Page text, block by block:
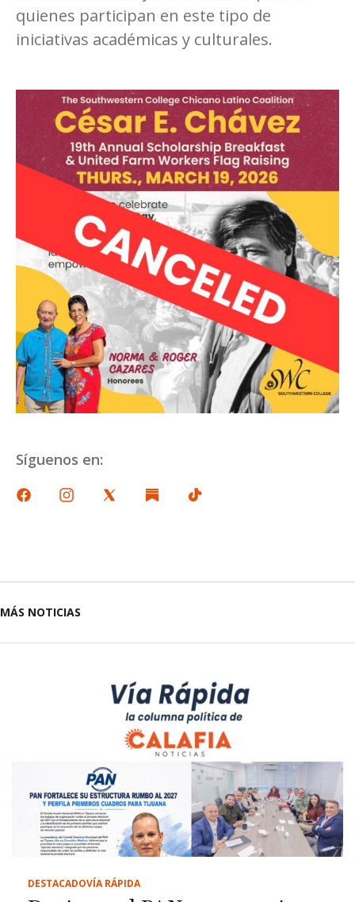
quienes participan en este tipo de
iniciativas académicas y culturales.
Síguenos en:
MÁS NOTICIAS
DESTACADOVÍA RÁPIDA